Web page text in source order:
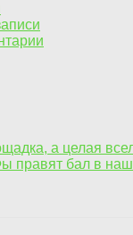
а целая
правят бал в